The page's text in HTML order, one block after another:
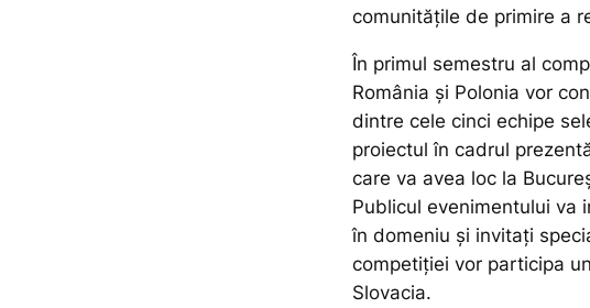
comunitățile de primire a
În primul semestru al
România și Polonia vor
dintre cele cinci echipe
proiectul în cadrul
care va avea loc la
Publicul evenimentului va
în domeniu și invitați
competiției vor participa
Slovacia.